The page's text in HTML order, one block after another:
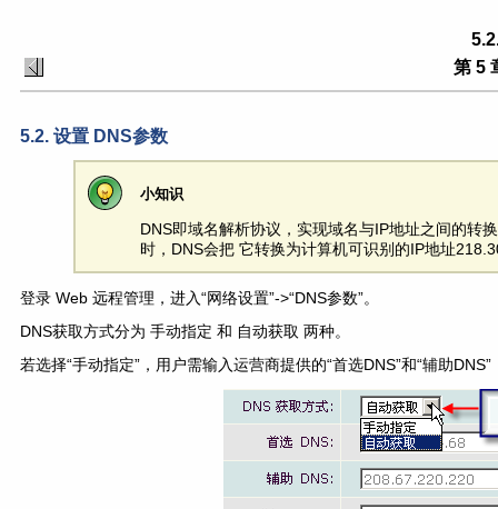
第 5
5.2. 设置 DNS参数
小知识
DNS即域名解析协议，实现域名与IP地址之间的转
时，DNS会把 它转换为计算机可识别的IP地址
登录 Web 远程管理，进入“网络设置”->“DNS参数”。
DNS获取方式分为 手动指定 和 自动获取 两种。
若选择“手动指定”，用户需输入运营商提供的“首选DNS”和“辅助